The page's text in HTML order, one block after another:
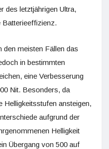
des letztjährigen Ultra,
Batterieeffizienz.
den meisten Fällen das
in bestimmten
eine Verbesserung
Nit. Besonders, da
Helligkeitsstufen ansteigen,
aufgrund der
Helligkeit
Übergang von 500 auf